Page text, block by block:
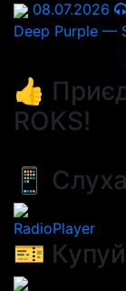
08.07.2026
Deep Purple —
👍
ROKS!
📱
RadioPlayer
🎫